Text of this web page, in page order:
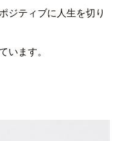
ジティブに人生を切り
います。